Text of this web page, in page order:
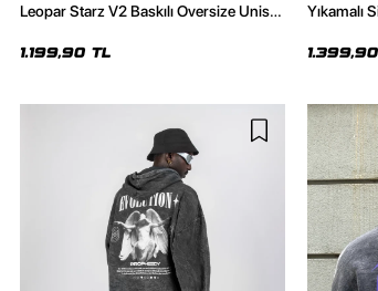
Leopar Starz V2 Baskılı Oversize Unisex
1.199,90 TL
Yıkamalı